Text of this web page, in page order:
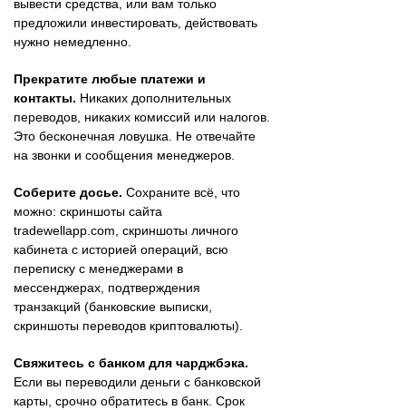
вывести средства, или вам только
предложили инвестировать, действовать
нужно немедленно.
Прекратите любые платежи и
контакты. Никаких дополнительных
переводов, никаких комиссий или налогов.
Это бесконечная ловушка. Не отвечайте
на звонки и сообщения менеджеров.
Соберите досье. Сохраните всё, что
можно: скриншоты сайта
tradewellapp.com, скриншоты личного
кабинета с историей операций, всю
переписку с менеджерами в
мессенджерах, подтверждения
транзакций (банковские выписки,
скриншоты переводов криптовалюты).
Свяжитесь с банком для чарджбэка.
Если вы переводили деньги с банковской
карты, срочно обратитесь в банк. Срок